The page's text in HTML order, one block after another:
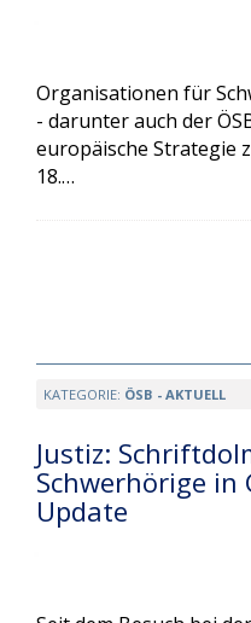
Organisationen für
- darunter auch der
europäische Strategie
18.…
KATEGORIE: ÖSB - AKTUELL
Justiz:
Schwerhörige in
Update